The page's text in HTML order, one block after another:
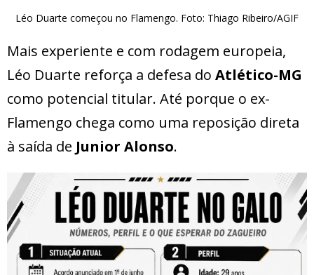
Léo Duarte começou no Flamengo. Foto: Thiago Ribeiro/AGIF
Mais experiente e com rodagem europeia,
Léo Duarte reforça a defesa do Atlético-MG
como potencial titular. Até porque o ex-
Flamengo chega como uma reposição direta
à saída de Junior Alonso.